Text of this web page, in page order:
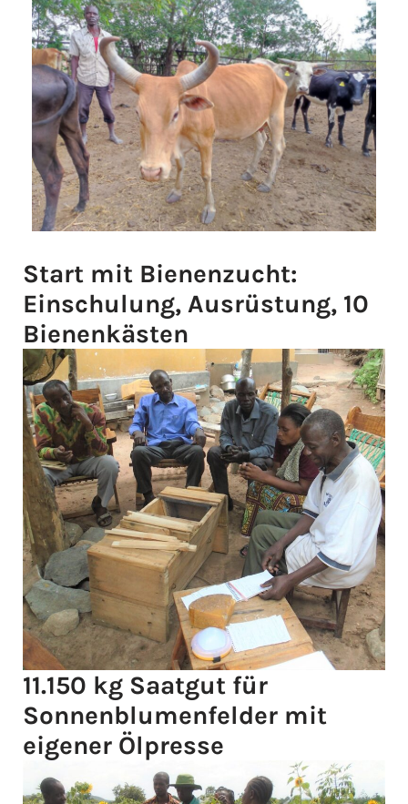
Start mit Bienenzucht:
Einschulung, Ausrüstung, 10
Bienenkästen
11.150 kg Saatgut für
Sonnenblumenfelder mit
eigener Ölpresse